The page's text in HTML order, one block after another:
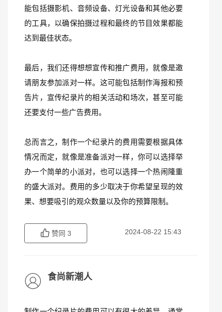
能包括摄影机、音频设备、灯光设备和其他必要
的工具，以确保拍摄过程和最终的节目效果都能
达到最佳状态。
最后，我们还得想想宣传和推广费用，就像是邀
请朋友参加派对一样。这可能包括制作海报和预
告片，宣传纪录片的相关活动和场次，甚至可能
还要支付一些广告费用。
总而言之，制作一个纪录片的费用需要根据具体
情况而定，就像是准备派对一样，你可以选择举
办一个简单的小派对，也可以选择一个热闹隆重
的盛大派对。费用的多少取决于你希望呈现的效
果、想要吸引的观众数量以及你的预算限制。
赞同 3 2024-08-22 15:43
食尚新潮人